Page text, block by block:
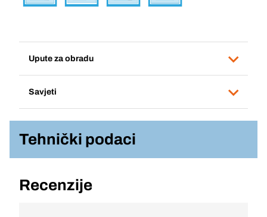
Upute za obradu
Savjeti
Tehnički podaci
Recenzije